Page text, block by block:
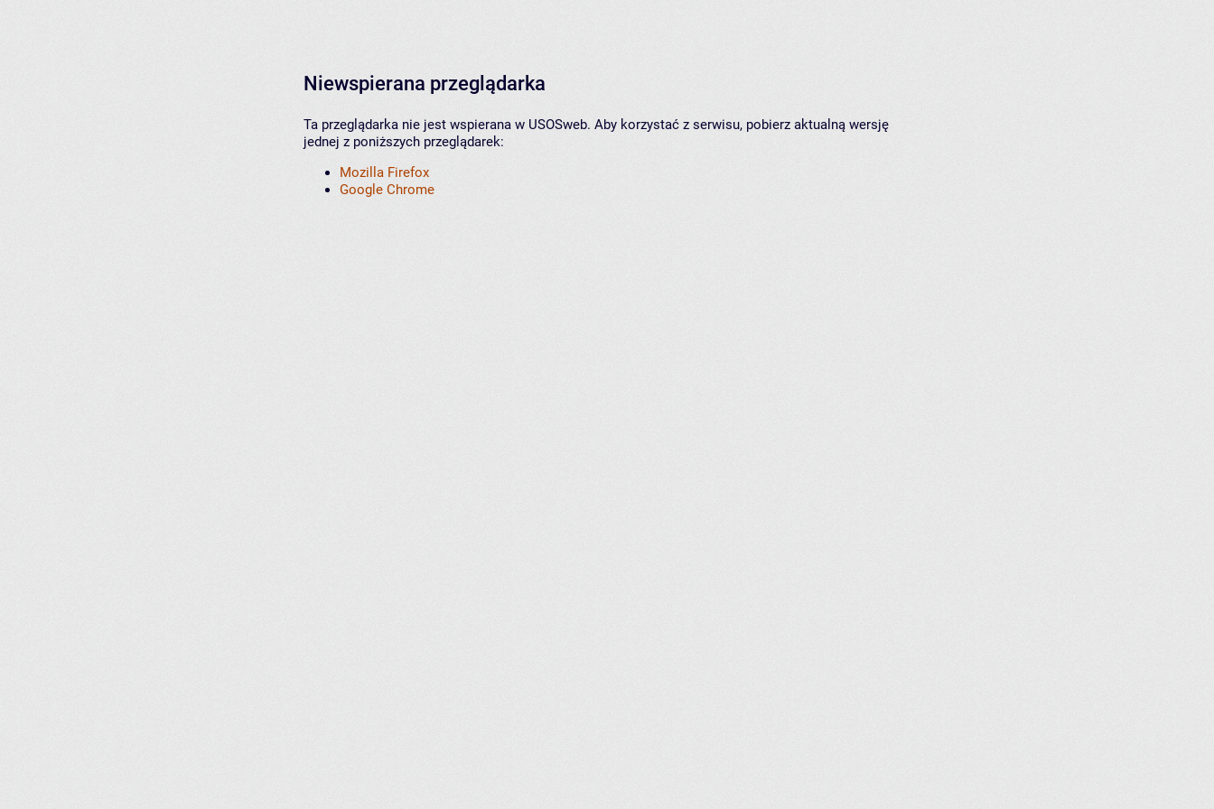
Niewspierana przeglądarka
Ta przeglądarka nie jest wspierana w USOSweb. Aby korzystać z serwisu, pobierz aktualną wersję
jednej z poniższych przeglądarek:
Mozilla Firefox
Google Chrome